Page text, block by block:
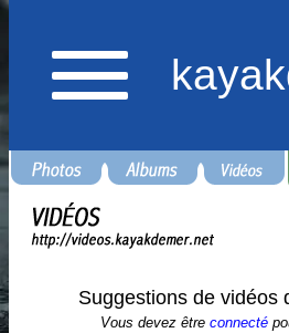
Suggestions de vidéos
Vous devez être connecté